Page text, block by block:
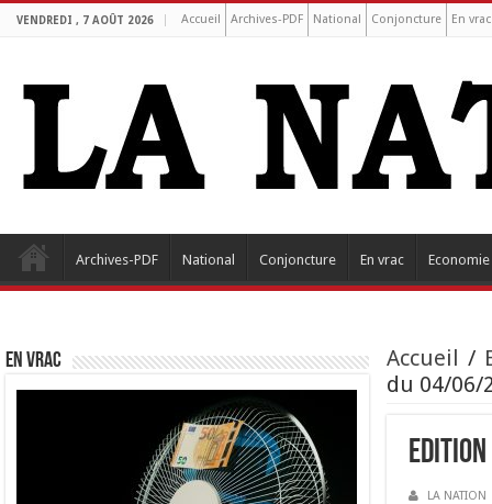
VENDREDI , 7 AOÛT 2026 Accueil Archives-PDF National Conjoncture En vrac
Archives-PDF National Conjoncture En vrac Economie
Accueil /
du 04/06/
Edition
LA NATION
EN VRAC